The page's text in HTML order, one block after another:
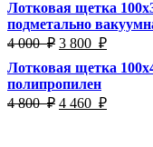
Лотковая щетка
подметально
4 000₽ Первоначальная
составляла
4
000
3 800 ₽Текущая
3
₽.
Лотковая щетка
полипропилен
4 800₽ Первоначальная
4 460 ₽Текущая